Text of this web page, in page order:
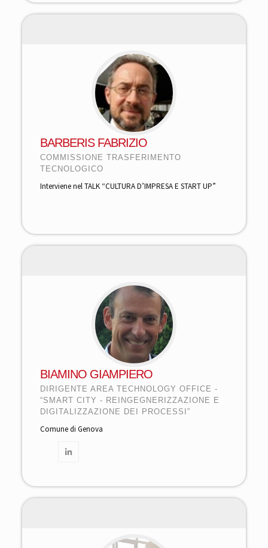
BARBERIS FABRIZIO
COMMISSIONE TRASFERIMENTO
TECNOLOGICO
Interviene nel TALK “CULTURA D’IMPRESA E START UP”
BIAMINO GIAMPIERO
DIRIGENTE AREA TECHNOLOGY OFFICE -
“SMART CITY - REINGEGNERIZZAZIONE E
DIGITALIZZAZIONE DEI PROCESSI”
Comune di Genova